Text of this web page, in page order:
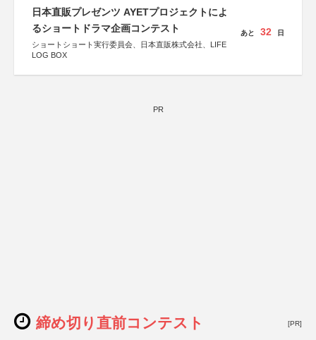
しん生命保険株式会社
日本直販プレゼンツ AYETプロジェクトによ
るショートドラマ企画コンテスト
ショートショート実行委員会、日本直販株式会社、LIFE
LOG BOX
あと 32 日
PR
締め切り直前コンテスト [PR]